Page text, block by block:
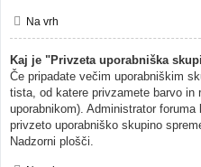
Na vrh
Kaj je "Privzeta uporabniška
Če pripadate večim uporabniškim
tista, od katere privzamete barvo in
uporabnikom). Administrator
privzeto uporabniško skupino
Nadzorni plošči.